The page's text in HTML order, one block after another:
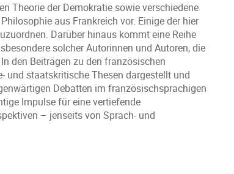
Theorie der Demokratie sowie verschiedene
aus Frankreich vor. Einige der hier
Darüber hinaus kommt eine Reihe
solcher Autorinnen und Autoren, die
den Beiträgen zu den französischen
und staatskritische Thesen dargestellt und
Debatten im französischsprachigen
Impulse für eine vertiefende
– jenseits von Sprach- und